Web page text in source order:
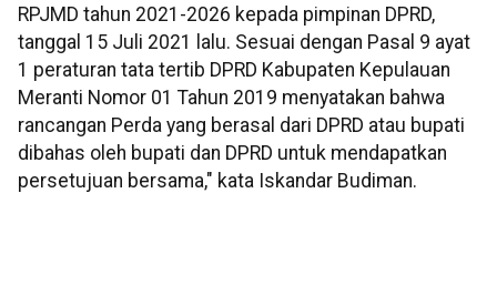
RPJMD tahun 2021-2026 kepada pimpinan DPRD,
tanggal 15 Juli 2021 lalu. Sesuai dengan Pasal 9 ayat
1 peraturan tata tertib DPRD Kabupaten Kepulauan
Meranti Nomor 01 Tahun 2019 menyatakan bahwa
rancangan Perda yang berasal dari DPRD atau bupati
dibahas oleh bupati dan DPRD untuk mendapatkan
persetujuan bersama," kata Iskandar Budiman.